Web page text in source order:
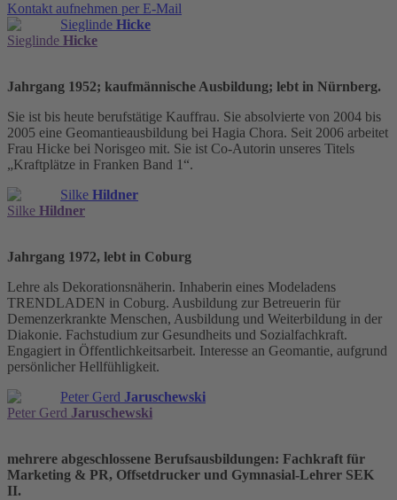
Kontakt aufnehmen per E-Mail
Sieglinde Hicke
Sieglinde Hicke
Jahrgang 1952; kaufmännische Ausbildung; lebt in Nürnberg.
Sie ist bis heute berufstätige Kauffrau. Sie absolvierte von 2004 bis
2005 eine Geomantieausbildung bei Hagia Chora. Seit 2006 arbeitet
Frau Hicke bei Norisgeo mit. Sie ist Co-Autorin unseres Titels
„Kraftplätze in Franken Band 1“.
Silke Hildner
Silke Hildner
Jahrgang 1972, lebt in Coburg
Lehre als Dekorationsnäherin. Inhaberin eines Modeladens
TRENDLADEN in Coburg. Ausbildung zur Betreuerin für
Demenzerkrankte Menschen, Ausbildung und Weiterbildung in der
Diakonie. Fachstudium zur Gesundheits und Sozialfachkraft.
Engagiert in Öffentlichkeitsarbeit. Interesse an Geomantie, aufgrund
persönlicher Hellfühligkeit.
Peter Gerd Jaruschewski
Peter Gerd Jaruschewski
mehrere abgeschlossene Berufsausbildungen: Fachkraft für
Marketing & PR, Offsetdrucker und Gymnasial-Lehrer SEK
II.